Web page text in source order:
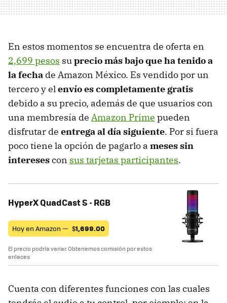
En estos momentos se encuentra de oferta en
2,699 pesos suprecio más bajo que ha tenido a
la fecha de Amazon México. Es vendido por un
tercero y elenvío es completamente gratis
debido a su precio, además de que usuarios con
una membresía de Amazon Prime pueden
disfrutar de entrega al día siguiente. Por si fuera
poco tiene la opción de pagarlo a meses sin
interesescon sus tarjetas participantes.
HyperX QuadCast S - RGB
Hoy en Amazon — $1,699.00
El precio podría variar. Obtenemos comisión por estos
enlaces
Cuenta con diferentes funciones con las cuales